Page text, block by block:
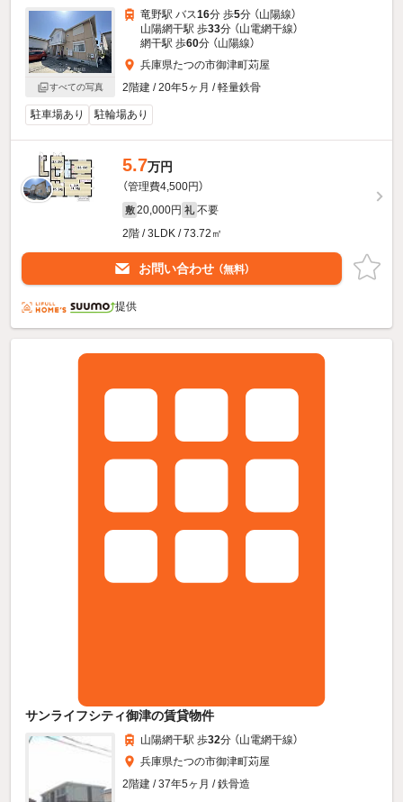
すべての写真
竜野駅 バス16分 歩5分 （山陽線）
山陽網干駅 歩33分 （山電網干線）
網干駅 歩60分 （山陽線）
兵庫県たつの市御津町苅屋
2階建 / 20年5ヶ月 / 軽量鉄骨
駐車場あり 駐輪場あり
5.7万円
（管理費4,500円）
敷 20,000円 礼 不要
2階 / 3LDK / 73.72㎡
お問い合わせ （無料）
提供
サンライフシティ御津の賃貸物件
山陽網干駅 歩32分 （山電網干線）
兵庫県たつの市御津町苅屋
2階建 / 37年5ヶ月 / 鉄骨造